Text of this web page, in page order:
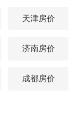
天津房价
济南房价
成都房价